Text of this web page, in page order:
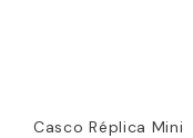
Casco Réplica Mini